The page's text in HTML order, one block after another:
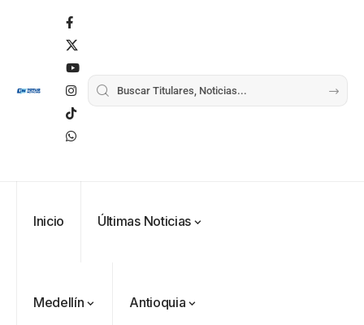
Inicio Últimas Noticias
Medellín Antioquia